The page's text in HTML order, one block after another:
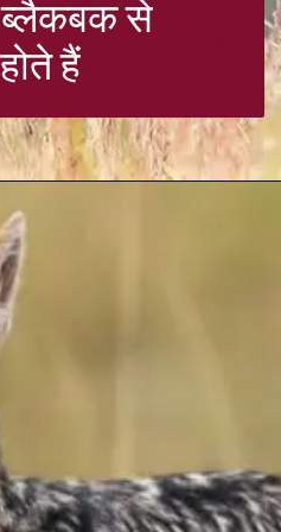
ब्लैकबक से
हैं